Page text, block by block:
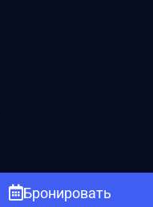
Бронировать